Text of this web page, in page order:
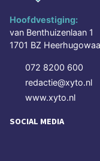
Hoofdvestiging:
van Benthuizenlaan 1
1701 BZ
072 8200 600
redactie@xyto.nl
www.xyto.nl
SOCIAL MEDIA